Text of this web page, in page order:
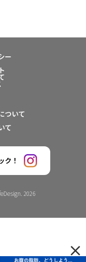
ー
ついて
て
ク！
2026
×